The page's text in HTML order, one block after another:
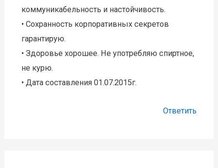
коммуникабельность и настойчивость.
• Сохранность корпоративных секретов
гарантирую.
• Здоровье хорошее. Не употребляю спиртное,
не курю.
• Дата составления 01.07.2015г.
Ответить